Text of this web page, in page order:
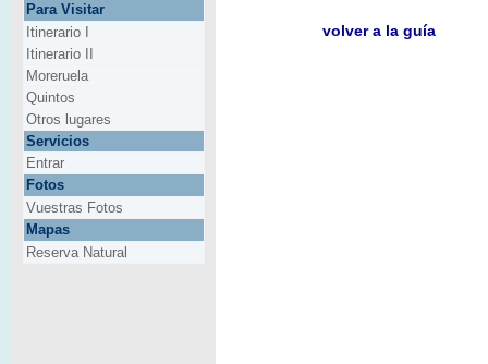
Para Visitar
Itinerario I
Itinerario II
Moreruela
Quintos
Otros lugares
Servicios
Entrar
Fotos
Vuestras Fotos
Mapas
Reserva Natural
volver a la guía